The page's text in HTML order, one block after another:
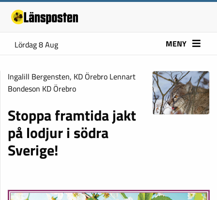
Lördag 8 Aug MENY
Ingalill Bergensten, KD Örebro Lennart
Bondeson KD Örebro
Stoppa framtida jakt
på lodjur i södra
Sverige!